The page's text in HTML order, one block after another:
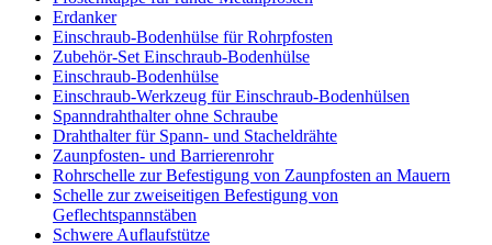
Erdanker
Einschraub-Bodenhülse für Rohrpfosten
Zubehör-Set Einschraub-Bodenhülse
Einschraub-Bodenhülse
Einschraub-Werkzeug für Einschraub-Bodenhülsen
Spanndrahthalter ohne Schraube
Drahthalter für Spann- und Stacheldrähte
Zaunpfosten- und Barrierenrohr
Rohrschelle zur Befestigung von Zaunpfosten an Mauern
Schelle zur zweiseitigen Befestigung von
Geflechtspannstäben
Schwere Auflaufstütze